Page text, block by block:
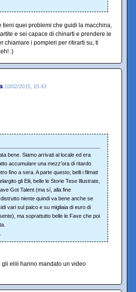
tieni quei problemi che guidi la macchina,
e sei capace di chinarti e prendere le
chiamare i pompieri per ritirarti su, ti
:)
10/02/2015, 15:43
bene. Siamo arrivati al locale ed era
accumulare una mezz’ora di ritardo
fino a sera. A parte questo; belli i filmati
gli Elii, belle le Storie Tese Illustrate,
Got Talent (ma sí, alla fine
niente quindi va bene anche se
vari sul palco e su migliaia di euro di
ma soprattutto belle le Fave che poi
gli eliii hanno mandato un video